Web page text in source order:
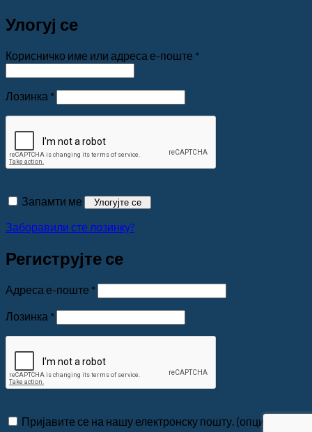
Улогуј се
Корисничко име или адреса е-поште *Обавезно
Лозинка *Обавезно
Запамти ме Улогујте се
Заборавили сте лозинку?
Региструјте се
Адреса е-поште *Обавезно
Лозинка *Обавезно
Пријавите се на нашу електронску пошту. (опционо)